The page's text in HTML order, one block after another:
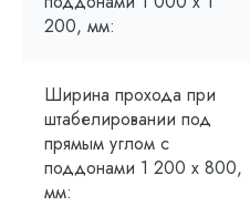
200, мм:
Ширина прохода при
штабелировании под
прямым углом с
поддонами 1 200 x 800,
мм: